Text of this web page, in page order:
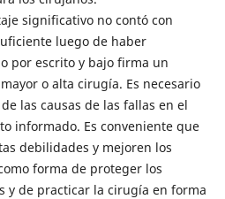
significativo no contó con
luego de haber
por escrito y bajo firma un
o alta cirugía. Es necesario
las causas de las fallas en el
informado. Es conveniente que
debilidades y mejoren los
forma de proteger los
y de practicar la cirugía en forma